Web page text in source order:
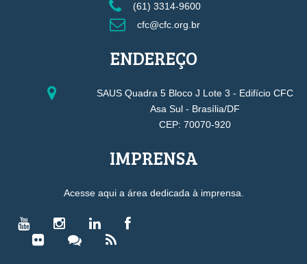
(61) 3314-9600
cfc@cfc.org.br
ENDEREÇO
SAUS Quadra 5 Bloco J Lote 3 - Edifício CFC
Asa Sul - Brasília/DF
CEP: 70070-920
IMPRENSA
Acesse aqui a área dedicada à imprensa.